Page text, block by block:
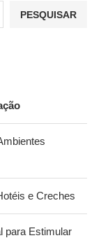
PESQUISAR
e Creches
para Estimular